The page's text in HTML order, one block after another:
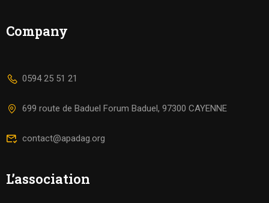
Company
0594 25 51 21
699 route de Baduel Forum Baduel, 97300 CAYENNE
contact@apadag.org
L’association